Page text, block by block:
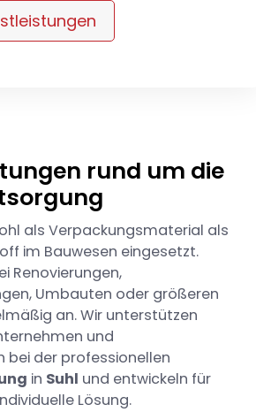
rund um die
als Verpackungsmaterial als
im Bauwesen eingesetzt.
Renovierungen,
Umbauten oder größeren
an. Wir unterstützen
und
bei der professionellen
in Suhl und entwickeln für
Lösung.